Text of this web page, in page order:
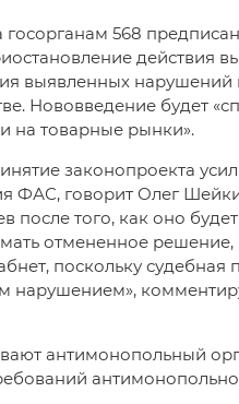
568
действия
выявленных нарушений
Нововведение будет
на товарные рынки».
законопроекта
ФАС, говорит Олег
после того, как оно
отмененное
поскольку
нарушением»,
антимонопольный